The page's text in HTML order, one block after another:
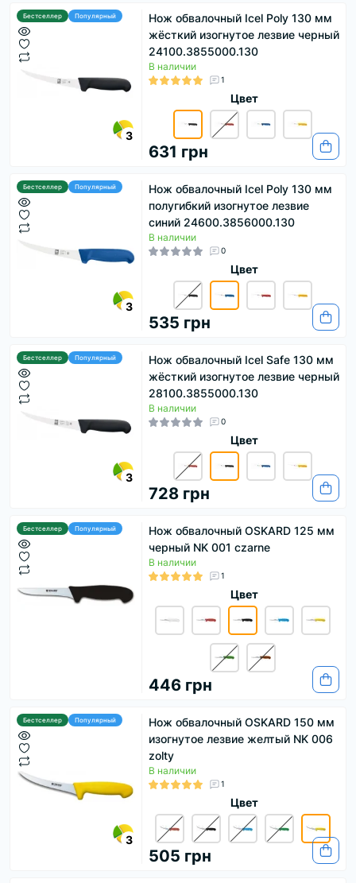
Бестселлер Популярный
3
Нож обвалочный Icel Poly 130 мм
жёсткий изогнутое лезвие черный
24100.3855000.130
В наличии
1
Цвет
631 грн
Бестселлер Популярный
3
Нож обвалочный Icel Poly 130 мм
полугибкий изогнутое лезвие
синий 24600.3856000.130
В наличии
0
Цвет
535 грн
Бестселлер Популярный
3
Нож обвалочный Icel Safe 130 мм
жёсткий изогнутое лезвие черный
28100.3855000.130
В наличии
0
Цвет
728 грн
Бестселлер Популярный
Нож обвалочный OSKARD 125 мм
черный NK 001 czarne
В наличии
1
Цвет
446 грн
Бестселлер Популярный
3
Нож обвалочный OSKARD 150 мм
изогнутое лезвие желтый NK 006
zolty
В наличии
1
Цвет
505 грн